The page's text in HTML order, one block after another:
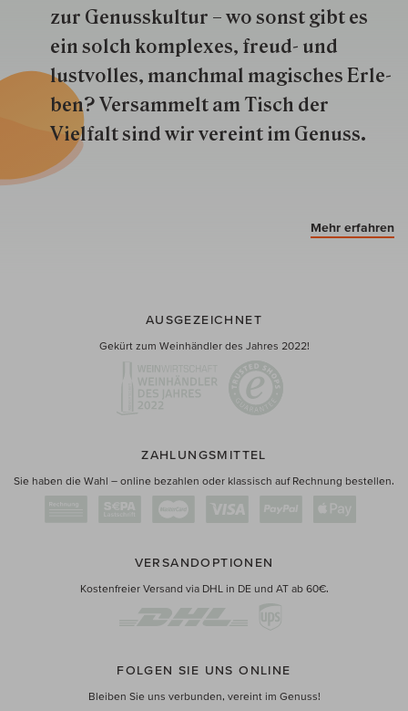
zur Genuss­kultur – wo sonst gibt es
ein solch kom­plexes, freud- und
lustvolles, manchmal ma­gisch­es Er­le­
ben? Versammelt am Tisch der
Vielfalt sind wir ver­eint im Genuss.
Mehr erfahren
AUSGEZEICHNET
Gekürt zum Weinhändler des Jahres 2022!
ZAHLUNGSMITTEL
Sie haben die Wahl – online bezahlen oder klassisch auf Rechnung bestellen.
VERSANDOPTIONEN
Kostenfreier Versand via DHL in DE und AT ab 60€.
FOLGEN SIE UNS ONLINE
Bleiben Sie uns verbunden, vereint im Genuss!